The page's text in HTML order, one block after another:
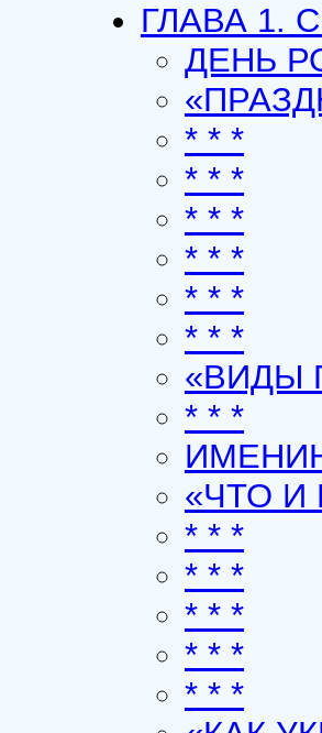
ГЛАВА 1.
ДЕНЬ
* * *
* * *
* * *
* * *
* * *
* * *
«ВИДЫ
* * *
«ЧТО И
* * *
* * *
* * *
* * *
* * *